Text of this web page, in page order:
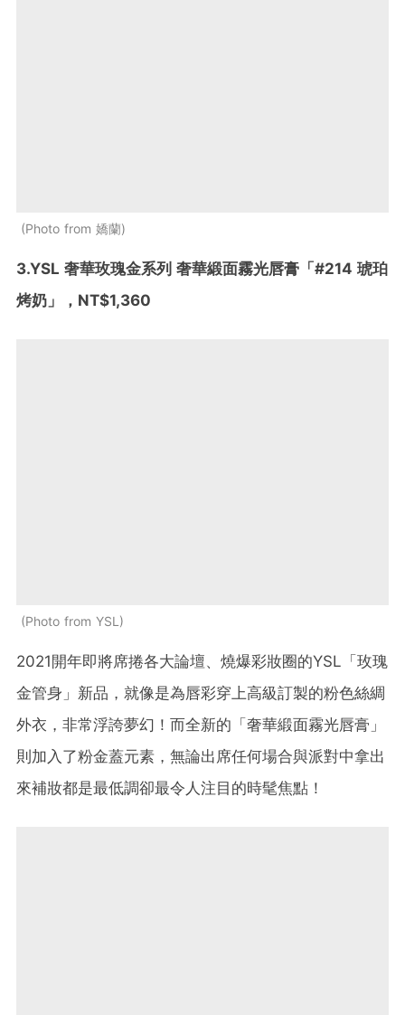
Photo from 嬌蘭
3.YSL 奢華玫瑰金系列 奢華緞面霧光唇膏「#214 琥珀
烤奶」，NT$1,360
Photo from YSL
2021開年即將席捲各大論壇、燒爆彩妝圈的YSL「玫瑰
金管身」新品，就像是為唇彩穿上高級訂製的粉色絲綢
外衣，非常浮誇夢幻！而全新的「奢華緞面霧光唇膏」
則加入了粉金蓋元素，無論出席任何場合與派對中拿出
來補妝都是最低調卻最令人注目的時髦焦點！